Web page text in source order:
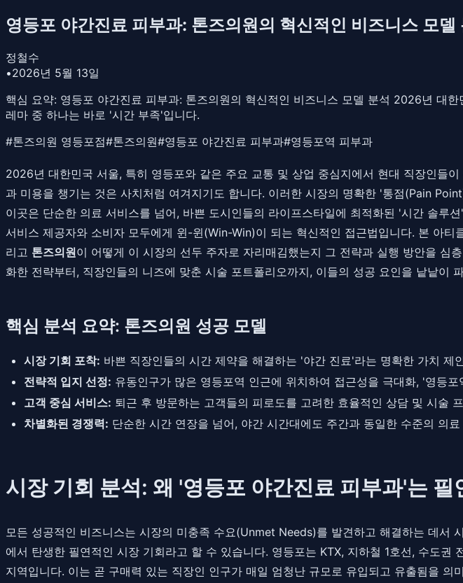
영등포 야간진료 피부과: 톤즈의원의 혁신적인 비즈니스 모델
정철수
•2026년 5월 13일
핵심 요약: 영등포 야간진료 피부과: 톤즈의원의 혁신적인 비즈니스 모델 분석 2026년 대
레마 중 하나는 바로 '시간 부족'입니다.
#톤즈의원 영등포점#톤즈의원#영등포 야간진료 피부과#영등포역 피부과
2026년 대한민국 서울, 특히 영등포와 같은 주요 교통 및 상업 중심지에서 현대 직장인들
과 미용을 챙기는 것은 사치처럼 여겨지기도 합니다. 이러한 시장의 명확한 '통점(Pain
이곳은 단순한 의료 서비스를 넘어, 바쁜 도시인들의 라이프스타일에 최적화된 '시간 솔
서비스 제공자와 소비자 모두에게 윈-윈(Win-Win)이 되는 혁신적인 접근법입니다. 본 아티
리고 톤즈의원이 어떻게 이 시장의 선두 주자로 자리매김했는지 그 전략과 실행 방안을 심
화한 전략부터, 직장인들의 니즈에 맞춘 시술 포트폴리오까지, 이들의 성공 요인을 낱낱이
핵심 분석 요약: 톤즈의원 성공 모델
시장 기회 포착: 바쁜 직장인들의 시간 제약을 해결하는 '야간 진료'라는 명확한 가치 제
전략적 입지 선정: 유동인구가 많은 영등포역 인근에 위치하여 접근성을 극대화, '영등
고객 중심 서비스: 퇴근 후 방문하는 고객들의 피로도를 고려한 효율적인 상담 및 시술
차별화된 경쟁력: 단순한 시간 연장을 넘어, 야간 시간대에도 주간과 동일한 수준의 의
시장 기회 분석: 왜 '영등포 야간진료 피부과'는 필
모든 성공적인 비즈니스는 시장의 미충족 수요(Unmet Needs)를 발견하고 해결하는 데서
에서 탄생한 필연적인 시장 기회라고 할 수 있습니다. 영등포는 KTX, 지하철 1호선, 수도
지역입니다. 이는 곧 구매력 있는 직장인 인구가 매일 엄청난 규모로 유입되고 유출됨을 의